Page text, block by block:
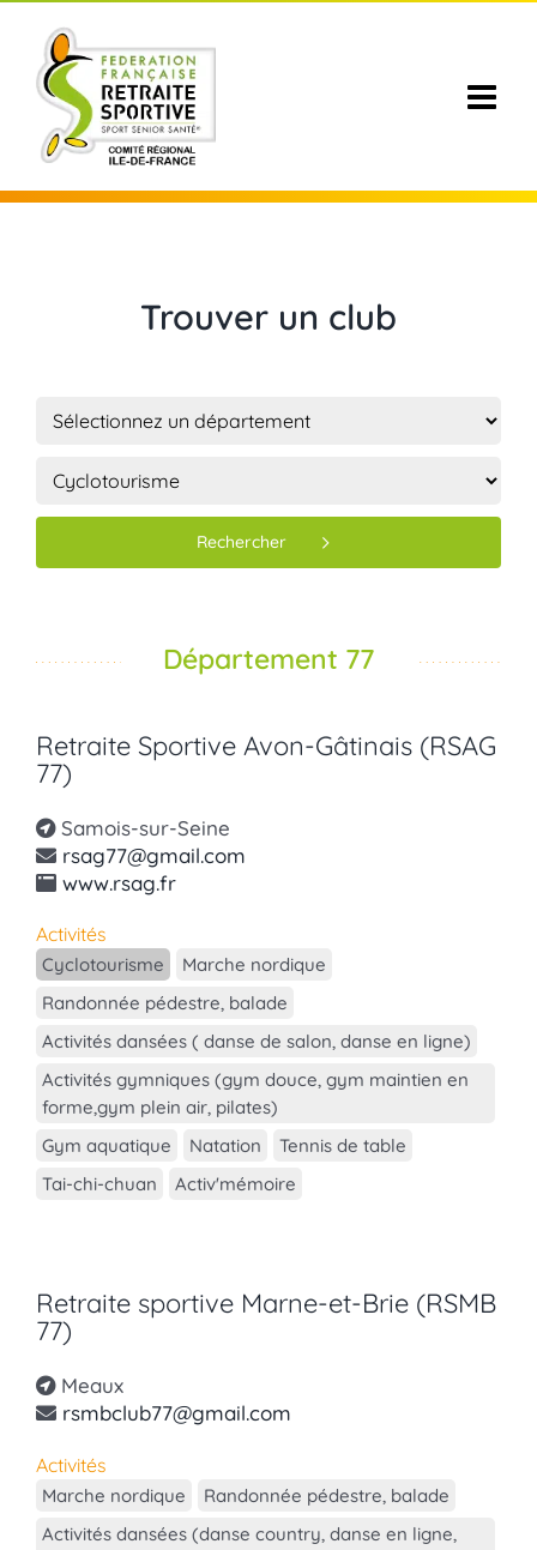
contenu
Trouver un club
Rechercher
Département 77
Retraite Sportive Avon-Gâtinais (RSAG
77)
Samois-sur-Seine
rsag77@gmail.com
www.rsag.fr
Activités
Cyclotourisme
Marche nordique
Randonnée pédestre, balade
Activités dansées ( danse de salon, danse en ligne)
Activités gymniques (gym douce, gym maintien en
forme,gym plein air, pilates)
Gym aquatique
Natation
Tennis de table
Tai-chi-chuan
Activ'mémoire
Retraite sportive Marne-et-Brie (RSMB
77)
Meaux
rsmbclub77@gmail.com
Activités
Marche nordique
Randonnée pédestre, balade
Activités dansées (danse country, danse en ligne,